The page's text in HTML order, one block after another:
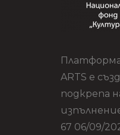
ARTS е
подкрепа
67 06/09/